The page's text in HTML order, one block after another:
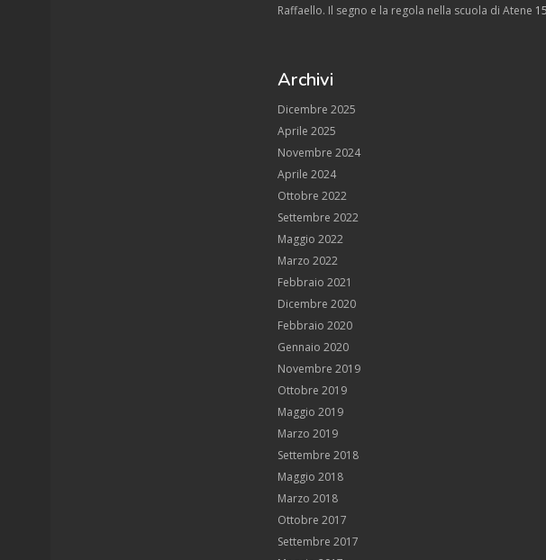
Raffaello. Il segno e la regola nella scuola di Atene
Archivi
Dicembre 2025
Aprile 2025
Novembre 2024
Aprile 2024
Ottobre 2022
Settembre 2022
Maggio 2022
Marzo 2022
Febbraio 2021
Dicembre 2020
Febbraio 2020
Gennaio 2020
Novembre 2019
Ottobre 2019
Maggio 2019
Marzo 2019
Settembre 2018
Maggio 2018
Marzo 2018
Ottobre 2017
Settembre 2017